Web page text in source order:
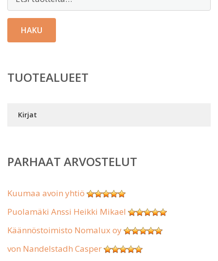
HAKU
TUOTEALUEET
Kirjat
PARHAAT ARVOSTELUT
Kuumaa avoin yhtiö
Puolamäki Anssi Heikki Mikael
Käännöstoimisto Nomalux oy
von Nandelstadh Casper